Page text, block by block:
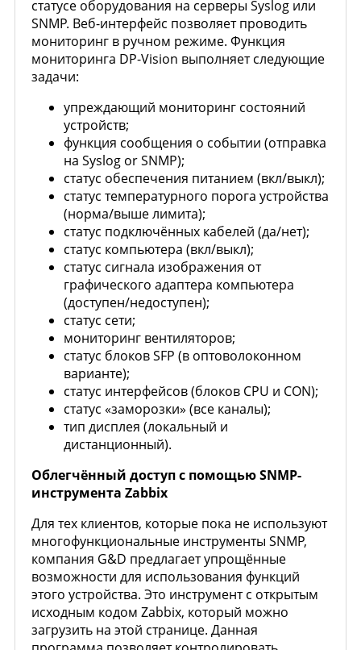
статусе оборудования на серверы Syslog или
SNMP. Веб-интерфейс позволяет проводить
мониторинг в ручном режиме. Функция
мониторинга DP-Vision выполняет следующие
задачи:
упреждающий мониторинг состояний
устройств;
функция сообщения о событии (отправка
на Syslog or SNMP);
статус обеспечения питанием (вкл/выкл);
статус температурного порога устройства
(норма/выше лимита);
статус подключённых кабелей (да/нет);
статус компьютера (вкл/выкл);
статус сигнала изображения от
графического адаптера компьютера
(доступен/недоступен);
статус сети;
мониторинг вентиляторов;
статус блоков SFP (в оптоволоконном
варианте);
статус интерфейсов (блоков CPU и CON);
статус «заморозки» (все каналы);
тип дисплея (локальный и
дистанционный).
Облегчённый доступ с помощью SNMP-
инструмента Zabbix
Для тех клиентов, которые пока не используют
многофункциональные инструменты SNMP,
компания G&D предлагает упрощённые
возможности для использования функций
этого устройства. Это инструмент с открытым
исходным кодом Zabbix, который можно
загрузить на этой странице. Данная